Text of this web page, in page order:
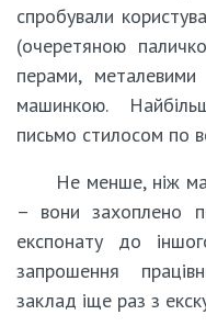
спробували
(очеретяною
перами,
машинкою.
письмо стилосом по
Не менше, ніж
– вони захоплено
експонату до
запрошення
заклад іще раз з